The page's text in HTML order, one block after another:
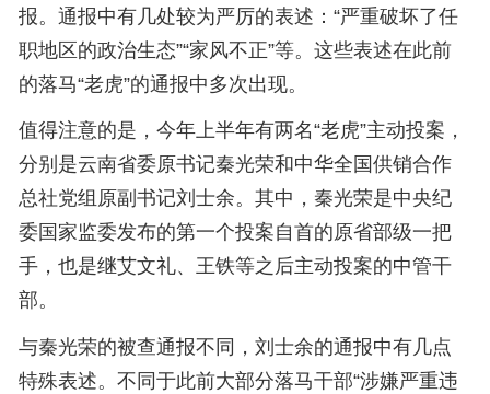
报。通报中有几处较为严厉的表述：“严重破坏了任
职地区的政治生态”“家风不正”等。这些表述在此前
的落马“老虎”的通报中多次出现。
值得注意的是，今年上半年有两名“老虎”主动投案，
分别是云南省委原书记秦光荣和中华全国供销合作
总社党组原副书记刘士余。其中，秦光荣是中央纪
委国家监委发布的第一个投案自首的原省部级一把
手，也是继艾文礼、王铁等之后主动投案的中管干
部。
与秦光荣的被查通报不同，刘士余的通报中有几点
特殊表述。不同于此前大部分落马干部“涉嫌严重违